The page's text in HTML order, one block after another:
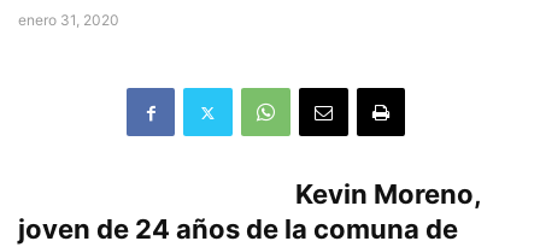
enero 31, 2020
Kevin Moreno,
joven de 24 años de la comuna de